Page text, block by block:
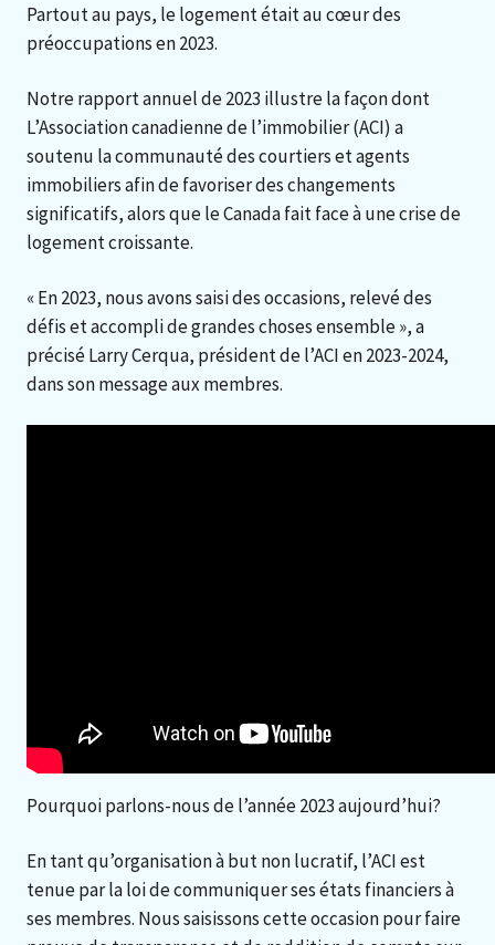
Partout au pays, le logement était au cœur des
préoccupations en 2023.
Notre rapport annuel de 2023 illustre la façon dont
L’Association canadienne de l’immobilier (ACI) a
soutenu la communauté des courtiers et agents
immobiliers afin de favoriser des changements
significatifs, alors que le Canada fait face à une crise de
logement croissante.
« En 2023, nous avons saisi des occasions, relevé des
défis et accompli de grandes choses ensemble », a
précisé Larry Cerqua, président de l’ACI en 2023-2024,
dans son message aux membres.
Pourquoi parlons-nous de l’année 2023 aujourd’hui?
En tant qu’organisation à but non lucratif, l’ACI est
tenue par la loi de communiquer ses états financiers à
ses membres. Nous saisissons cette occasion pour faire